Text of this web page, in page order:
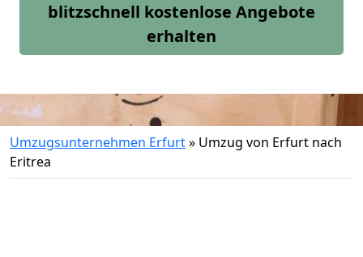
blitzschnell kostenlose Angebote
erhalten
Umzugsunternehmen Erfurt» Umzug von Erfurt nach
Eritrea